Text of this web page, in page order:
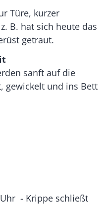
Türe, kurzer
B. hat sich heute das
getraut.
sanft auf die
gewickelt und ins Bett
- Krippe schließt